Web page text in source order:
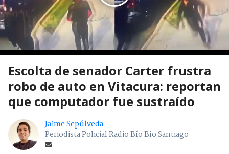
Escolta de senador Carter frustra
robo de auto en Vitacura: reportan
que computador fue sustraído
Jaime Sepúlveda
Periodista Policial Radio Bío Bío Santiago